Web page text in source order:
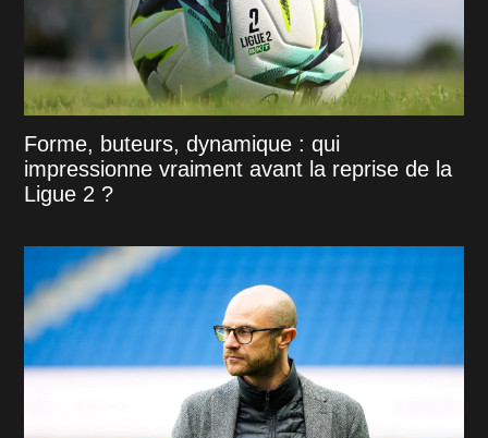
Forme, buteurs, dynamique : qui
impressionne vraiment avant la reprise de la
Ligue 2 ?